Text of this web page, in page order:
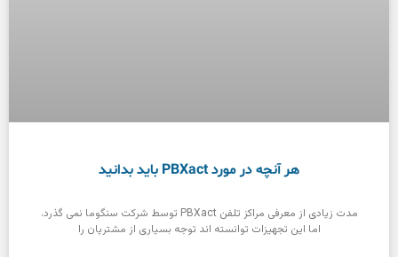
هر آنچه در مورد PBXact باید بدانید
مدت زیادی از معرفی مراکز تلفن PBXact توسط شرکت سنگوما نمی گذرد،
اما این تجهیزات توانسته اند توجه بسیاری از مشتریان را